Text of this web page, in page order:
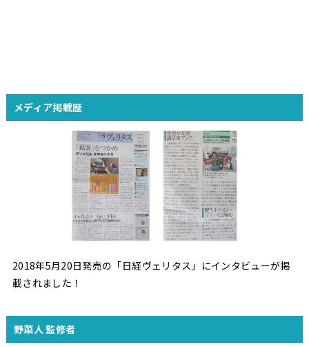
メディア掲載歴
2018年5月20日発売の「日経ヴェリタス」にインタビューが掲
載されました！
野菜人 監修者